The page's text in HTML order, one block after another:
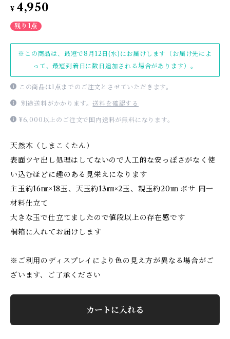
¥ 4,950
残り1点
※この商品は、最短で8月12日(水)にお届けします（お届け先によ
って、最短到着日に数日追加される場合があります）。
この商品は1点までのご注文とさせていただきます。
別途送料がかかります。送料を確認する
¥6,000以上のご注文で国内送料が無料になります。
天然木（しまこくたん）
表面ツヤ出し処理はしてないので人工的な安っぽさがなく使
い込むほどに趣のある見栄えになります
主玉約16㎜×18玉、天玉約13㎜×2玉、親玉約20㎜ ボサ 同一
材料仕立て
大きな玉で仕立てましたので値段以上の存在感です
桐箱に入れてお届けします
※ご利用のディスプレイにより色の見え方が異なる場合がご
ざいます、ご了承ください
カートに入れる